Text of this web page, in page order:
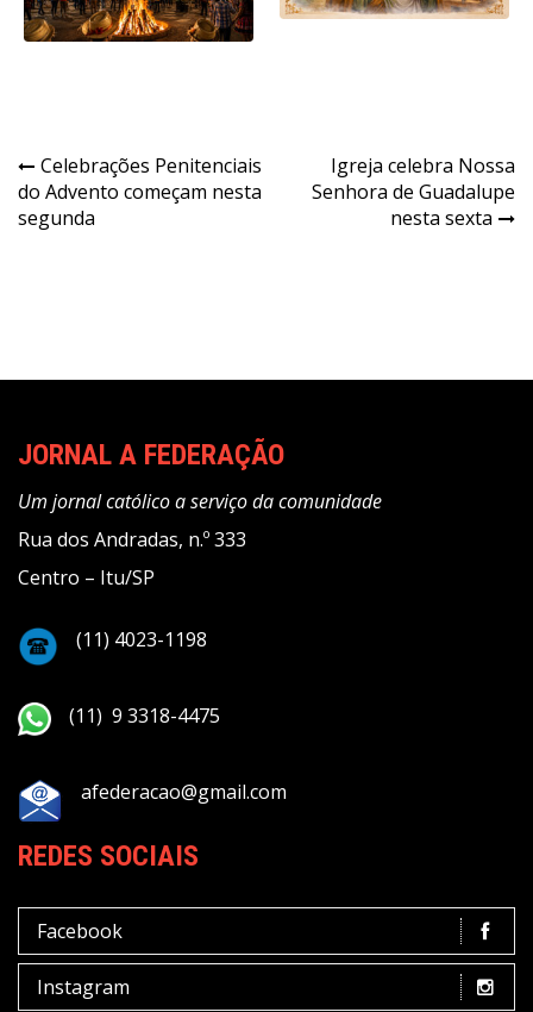
Navegação
de
Celebrações Penitenciais
do Advento começam nesta
segunda
Igreja celebra Nossa
Senhora de Guadalupe
nesta sexta
JORNAL A FEDERAÇÃO
Um jornal católico a serviço da comunidade
Rua dos Andradas, n.º 333
Centro – Itu/SP
(11) 4023-1198
(11) 9 3318-4475
afederacao@gmail.com
REDES SOCIAIS
Facebook
Instagram